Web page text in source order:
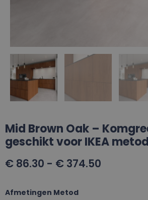
Mid Brown Oak –
geschikt voor IKEA metod
€ 86.30 - € 374.50
Afmetingen Metod